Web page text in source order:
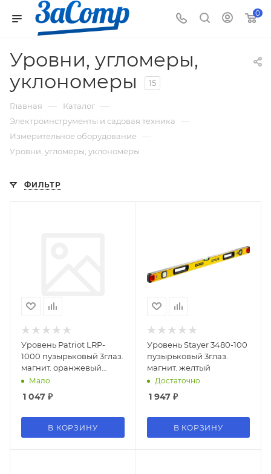
0
Уровни, угломеры,
уклономеры
15
Главная — Каталог —
Электроинструменты и садовая техника —
Измерительное оборудование —
Уровни, угломеры, уклономеры
ФИЛЬТР
Уровень Patriot LRP-
1000 пузырьковый 3глаз.
магнит. оранжевый
(350005553)
Мало
1 047 ₽
В КОРЗИНУ
Уровень Stayer 3480-100
пузырьковый 3глаз.
магнит. желтый
Достаточно
1 947₽
В КОРЗИНУ